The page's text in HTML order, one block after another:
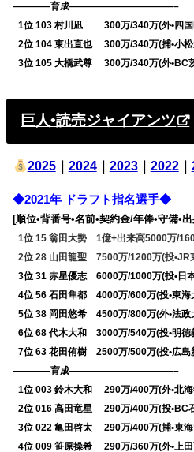
————育成———————————–
01位 103 村川凪 300万/340万(外•四国
02位 104 東出直也 300万/340万(捕•小
03位 105 大橋武尊 300万/340万(外•BC
巨人•読売ジャイアンツ
2025｜ 2024｜ 2023｜ 2022｜
◆2021年 ドラフト指名選手◆
[順位•背番号•名前•契約金/年俸•守備•
01位 15 翁田大勢 1億+出来高5000万/
02位 28 山田龍聖 7500万/1200万(投•JR
03位 31 赤星優志 6000万/1000万(投•日
04位 56 石田隼都 4000万/600万(投•東海
05位 38 岡田悠希 4500万/800万(外•法政
06位 68 代木大和 3000万/540万(投•明徳
07位 63 花田侑樹 2500万/500万(投•広島
————育成———————————–
01位 003 鈴木大和 290万/400万(外•北
02位 016 高田竜星 290万/400万(投•BC
03位 022 亀田啓太 290万/400万(捕•東
04位 009 笹原操希 290万/360万(外•上